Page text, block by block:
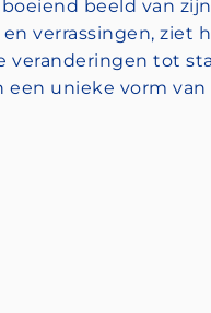
beeld van
verrassingen, ziet
tot
unieke vorm